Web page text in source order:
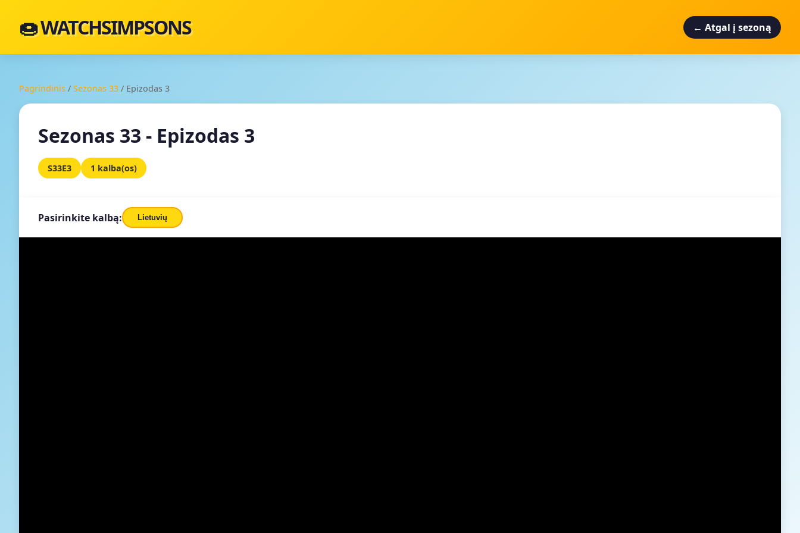
🍩 WATCHSIMPSONS ← Atgal į sezoną
Pagrindinis / Sezonas 33 / Epizodas 3
Sezonas 33 - Epizodas 3
S33E3 1 kalba(os)
Pasirinkite kalbą: Lietuvių